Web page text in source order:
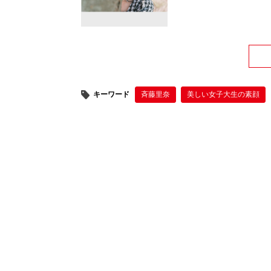
キーワード 斉藤里奈 美しい女子大生の素顔